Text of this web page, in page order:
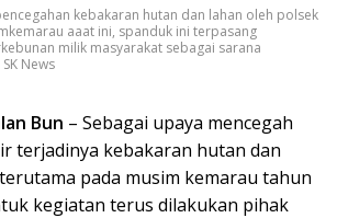
kebakaran hutan dan lahan oleh polsek
aaat ini, spanduk ini terpasang
milik masyarakat sebagai sarana
News
Bun – Sebagai upaya mencegah
terjadinya kebakaran hutan dan
pada musim kemarau tahun
kegiatan terus dilakukan pihak